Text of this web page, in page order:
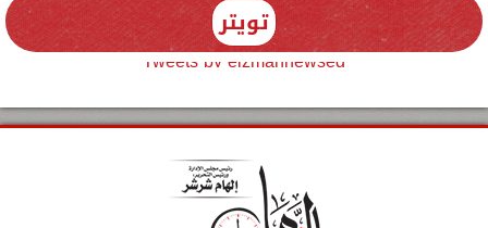
تويتر
Tweets by elzmannewseg